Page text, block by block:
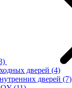
дверей (4)
дверей (7)